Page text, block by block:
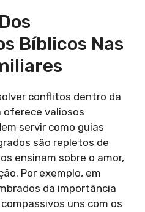
Bíblicos Nas
conflitos dentro da
oferece valiosos
servir como guias
são repletos de
ensinam sobre o amor,
Por exemplo, em
da importância
uns com os